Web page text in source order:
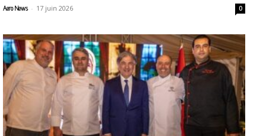
Aero News - 17 juin 2026 0